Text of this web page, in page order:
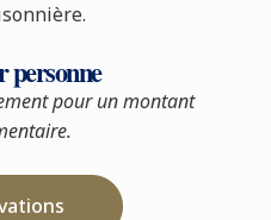
personne
pour un montant